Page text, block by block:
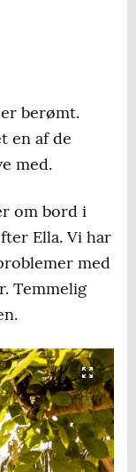
berømt.
en af de
med.
om bord i
Ella. Vi har
med
Temmelig